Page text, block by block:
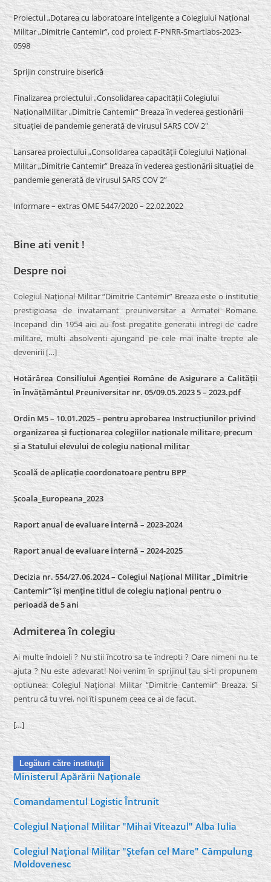
Proiectul „Dotarea cu laboratoare inteligente a Colegiului Național
Militar „Dimitrie Cantemir”, cod proiect F-PNRR-Smartlabs-2023-
0598
Sprijin construire biserică
Finalizarea proiectului „Consolidarea capacității Colegiului
NaționalMilitar „Dimitrie Cantemir” Breaza în vederea gestionării
situației de pandemie generată de virusul SARS COV 2″
Lansarea proiectului „Consolidarea capacității Colegiului Național
Militar „Dimitrie Cantemir” Breaza în vederea gestionării situației de
pandemie generată de virusul SARS COV 2”
Informare – extras OME 5447/2020 – 22.02.2022
Bine ati venit !
Despre noi
Colegiul Naţional Militar “Dimitrie Cantemir” Breaza este o institutie
prestigioasa de invatamant preuniversitar a Armatei Romane.
Incepand din 1954 aici au fost pregatite generatii intregi de cadre
militare, multi absolventi ajungand pe cele mai inalte trepte ale
devenirii[…]
Hotărârea Consiliului Agenției Române de Asigurare a Calității
în Învățământul Preuniversitar nr. 05/09.05.2023 5 – 2023.pdf
Ordin M5 – 10.01.2025 – pentru aprobarea Instrucțiunilor privind
organizarea și fucționarea colegiilor naționale militare, precum
și a Statului elevului de colegiu național militar
Școală de aplicație coordonatoare pentru BPP
Școala_Europeana_2023
Raport anual de evaluare internă – 2023-2024
Raport anual de evaluare internă –2024-2025
Decizia nr. 554/27.06.2024 – Colegiul Național Militar „Dimitrie
Cantemir” își menține titlul de colegiu național pentru o
perioadă de 5 ani
Admiterea în colegiu
Ai multe îndoieli ? Nu stii încotro sa te îndrepti ? Oare nimeni nu te
ajuta ? Nu este adevarat! Noi venim în sprijinul tau si-ti propunem
optiunea: Colegiul Naţional Militar “Dimitrie Cantemir” Breaza. Si
pentru că tu vrei, noi îti spunem ceea ce ai de facut.
[…]
Legături către instituţii
Ministerul Apărării Naţionale
Comandamentul Logistic Întrunit
Colegiul Naţional Militar "Mihai Viteazul" Alba Iulia
Colegiul Naţional Militar "Ştefan cel Mare" Câmpulung
Moldovenesc